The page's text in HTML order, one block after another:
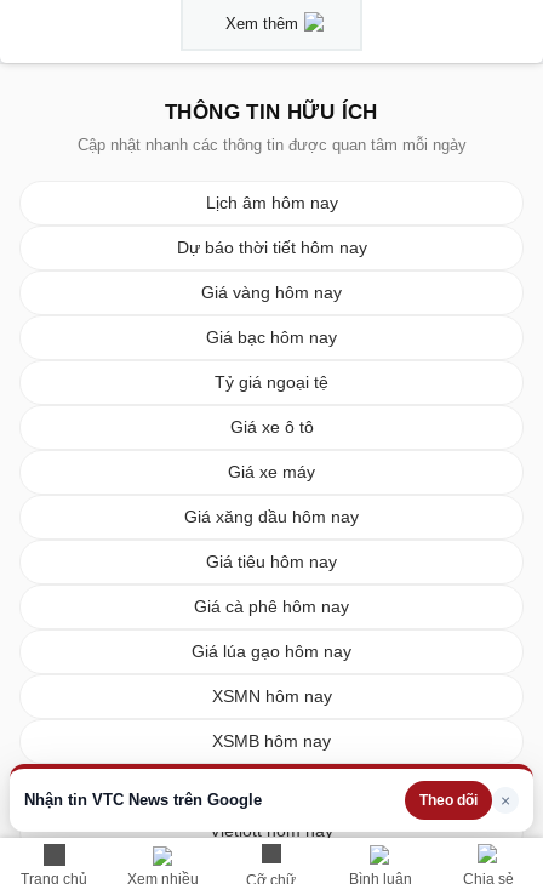
Trang chủ Xem nhiều Cỡ chữ Bình luận Chia sẻ
Nhận tin VTC News trên Google Theo dõi ×
Xem thêm
THÔNG TIN HỮU ÍCH
Cập nhật nhanh các thông tin được quan tâm mỗi ngày
Lịch âm hôm nay
Dự báo thời tiết hôm nay
Giá vàng hôm nay
Giá bạc hôm nay
Tỷ giá ngoại tệ
Giá xe ô tô
Giá xe máy
Giá xăng dầu hôm nay
Giá tiêu hôm nay
Giá cà phê hôm nay
Giá lúa gạo hôm nay
XSMN hôm nay
XSMB hôm nay
Vietlott hôm nay